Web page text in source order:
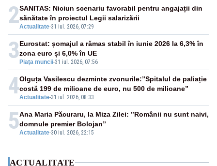
2Actualitate-31 iul. 2026, 07:29
SANITAS: Niciun scenariu favorabil pentru angajații din
sănătate în proiectul Legii salarizării
3Piața muncii-31 iul. 2026, 07:56
Eurostat: șomajul a rămas stabil în iunie 2026 la 6,3% în
zona euro și 6,0% în UE
4Actualitate-31 iul. 2026, 08:33
Olguța Vasilescu dezminte zvonurile:”Spitalul de paliație
costă 199 de milioane de euro, nu 500 de milioane”
5Actualitate-30 iul. 2026, 22:15
Ana Maria Păcuraru, la Miza Zilei: ”Românii nu sunt naivi,
domnule premier Bolojan”
ACTUALITATE